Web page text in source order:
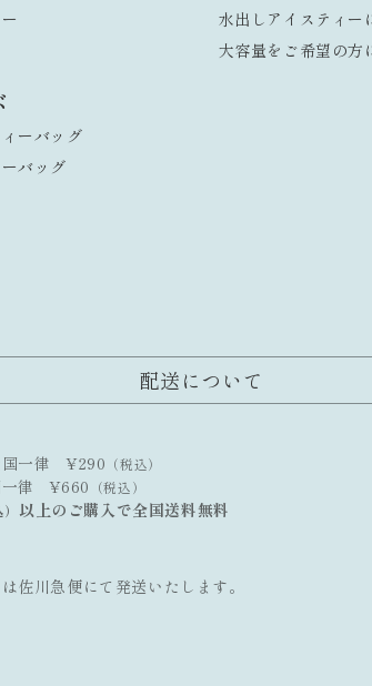
ーバッグ
バッグ
水出しアイスティー
大容量をご希望の方
配送について
一律 ¥290 （税込）
律 ¥660 （税込）
）以上のご購入で全国送料無料
佐川急便にて発送いたします。